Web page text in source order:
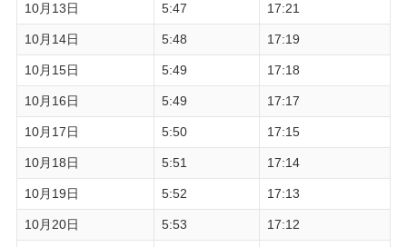
10月13日 5:47 17:21
10月14日 5:48 17:19
10月15日 5:49 17:18
10月16日 5:49 17:17
10月17日 5:50 17:15
10月18日 5:51 17:14
10月19日 5:52 17:13
10月20日 5:53 17:12